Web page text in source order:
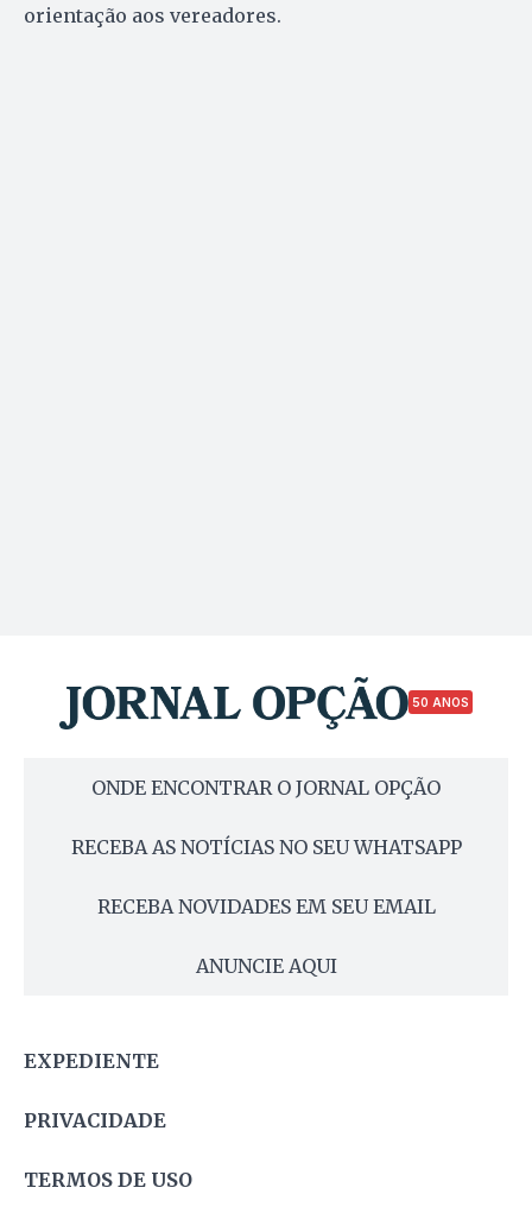
orientação aos vereadores.
50 ANOS
ONDE ENCONTRAR O JORNAL OPÇÃO
RECEBA AS NOTÍCIAS NO SEU WHATSAPP
RECEBA NOVIDADES EM SEU EMAIL
ANUNCIE AQUI
EXPEDIENTE
PRIVACIDADE
TERMOS DE USO